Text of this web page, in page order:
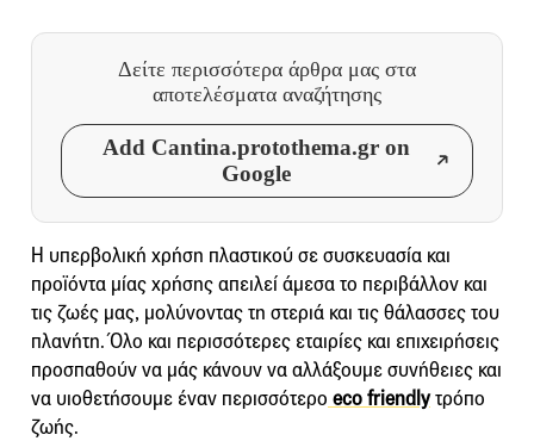
Δείτε περισσότερα άρθρα μας στα
αποτελέσματα αναζήτησης
Add Cantina.protothema.gr on
Google
Η υπερβολική χρήση πλαστικού σε συσκευασία και
προϊόντα μίας χρήσης απειλεί άμεσα το περιβάλλον και
τις ζωές μας, μολύνοντας τη στεριά και τις θάλασσες του
πλανήτη. Όλο και περισσότερες εταιρίες και επιχειρήσεις
προσπαθούν να μάς κάνουν να αλλάξουμε συνήθειες και
να υιοθετήσουμε έναν περισσότερο eco friendlyτρόπο
ζωής.